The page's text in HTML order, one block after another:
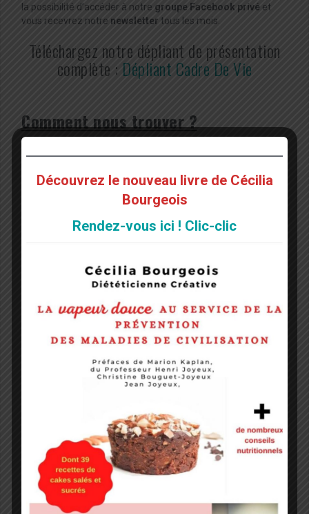
la possibilité d’accéder à notre groupe Facebook privé et
vous recevrez notre newsletter tous les mois.
Téléchargez notre dépliant de présentation
complète : Dépliant Cadre De Vie
Comment nous trouver ?
associationcadredevie@gmail.com
Rejoignez-nous, en nous écrivant ici
Découvrez le nouveau livre de Cécilia
Bourgeois
Rendez-vous ici ! Clic-clic